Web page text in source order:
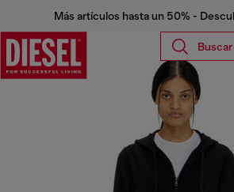
Más artículos hasta un 50% -
Buscar